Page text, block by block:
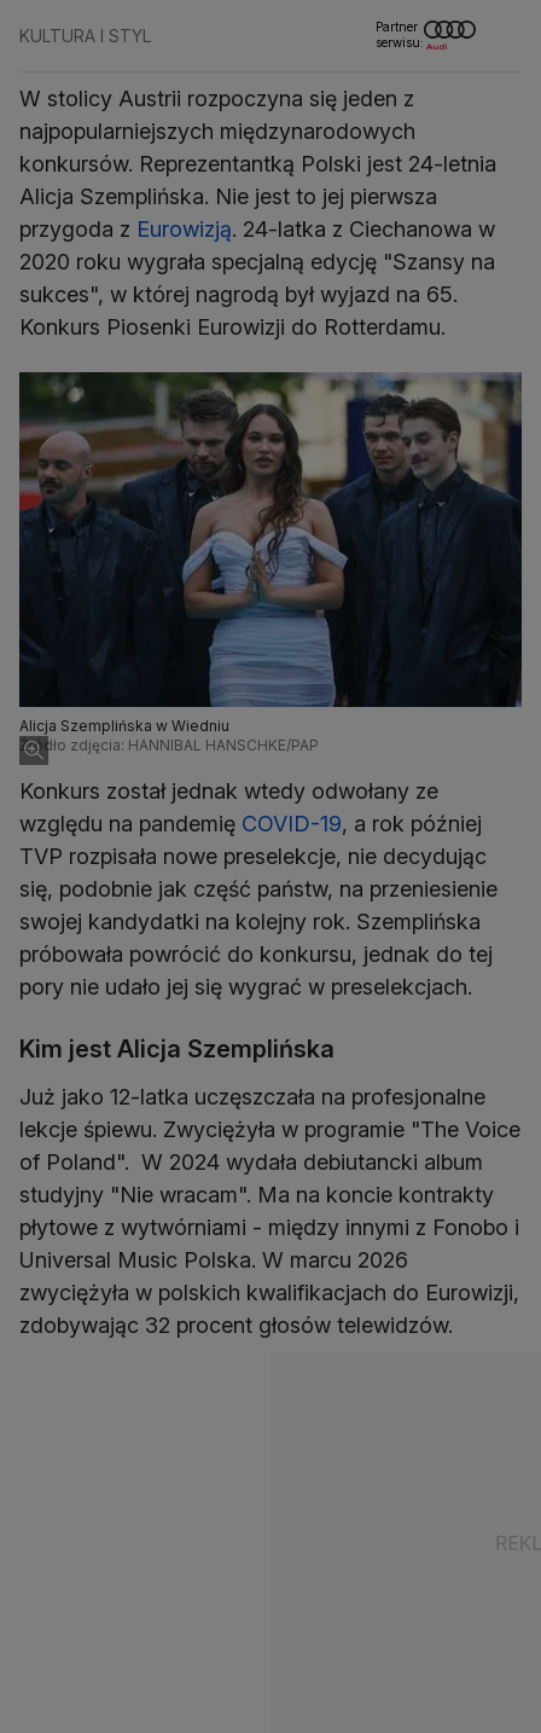
KULTURA I STYL
Partner
serwisu:
W stolicy Austrii rozpoczyna się jeden z
najpopularniejszych międzynarodowych
konkursów. Reprezentantką Polski jest 24-letnia
Alicja Szemplińska. Nie jest to jej pierwsza
przygoda z Eurowizją. 24-latka z Ciechanowa w
2020 roku wygrała specjalną edycję "Szansy na
sukces", w której nagrodą był wyjazd na 65.
Konkurs Piosenki Eurowizji do Rotterdamu.
Alicja Szemplińska w Wiedniu
Źródło zdjęcia: HANNIBAL HANSCHKE/PAP
Konkurs został jednak wtedy odwołany ze
względu na pandemię COVID-19, a rok później
TVP rozpisała nowe preselekcje, nie decydując
się, podobnie jak część państw, na przeniesienie
swojej kandydatki na kolejny rok. Szemplińska
próbowała powrócić do konkursu, jednak do tej
pory nie udało jej się wygrać w preselekcjach.
Kim jest Alicja Szemplińska
Już jako 12-latka uczęszczała na profesjonalne
lekcje śpiewu. Zwyciężyła w programie "The Voice
of Poland". W 2024 wydała debiutancki album
studyjny "Nie wracam". Ma na koncie kontrakty
płytowe z wytwórniami - między innymi z Fonobo i
Universal Music Polska. W marcu 2026
zwyciężyła w polskich kwalifikacjach do Eurowizji,
zdobywając 32 procent głosów telewidzów.